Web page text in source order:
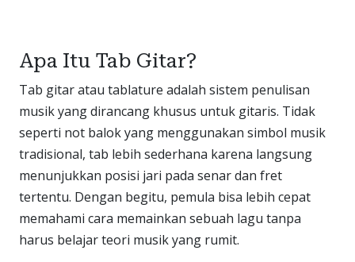
Apa Itu Tab Gitar?
Tab gitar atau tablature adalah sistem penulisan
musik yang dirancang khusus untuk gitaris. Tidak
seperti not balok yang menggunakan simbol musik
tradisional, tab lebih sederhana karena langsung
menunjukkan posisi jari pada senar dan fret
tertentu. Dengan begitu, pemula bisa lebih cepat
memahami cara memainkan sebuah lagu tanpa
harus belajar teori musik yang rumit.